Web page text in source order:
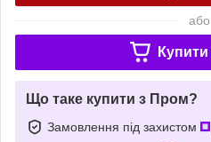
або
Купити
Що таке купити з Пром?
Замовлення під захистом